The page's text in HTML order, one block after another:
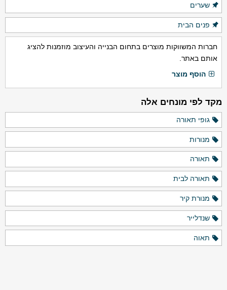
שערים
פנים הבית
חברות המשווקות מוצרים בתחום הבנייה והעיצוב מוזמנות להציג
אותם באתר.
הוסף מוצר
מקד לפי מונחים אלה
גופי תאורה
מנורות
תאורה
תאורה לבית
מנורת קיר
שנדלייר
תאוה